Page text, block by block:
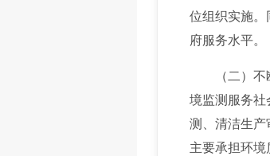
位组织实施。
府服务水平。
（二）不断
境监测服务社
测、清洁生产
主要承担环